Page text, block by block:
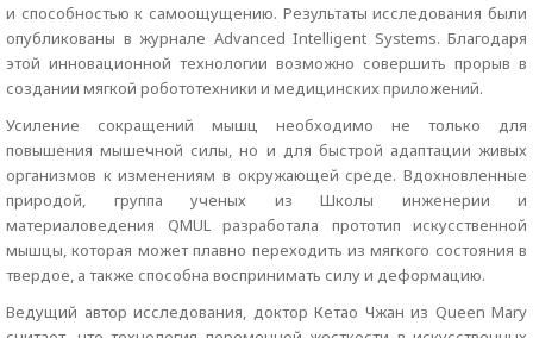
и способностью к самоощущению. Результаты исследования были
опубликованы в журнале Advanced Intelligent Systems. Благодаря
этой инновационной технологии возможно совершить прорыв в
создании мягкой робототехники и медицинских приложений.
Усиление сокращений мышц необходимо не только для
повышения мышечной силы, но и для быстрой адаптации живых
организмов к изменениям в окружающей среде. Вдохновленные
природой, группа ученых из Школы инженерии и
материаловедения QMUL разработала прототип искусственной
мышцы, которая может плавно переходить из мягкого состояния в
твердое, а также способна воспринимать силу и деформацию.
Ведущий автор исследования, доктор Кетао Чжан из Queen Mary